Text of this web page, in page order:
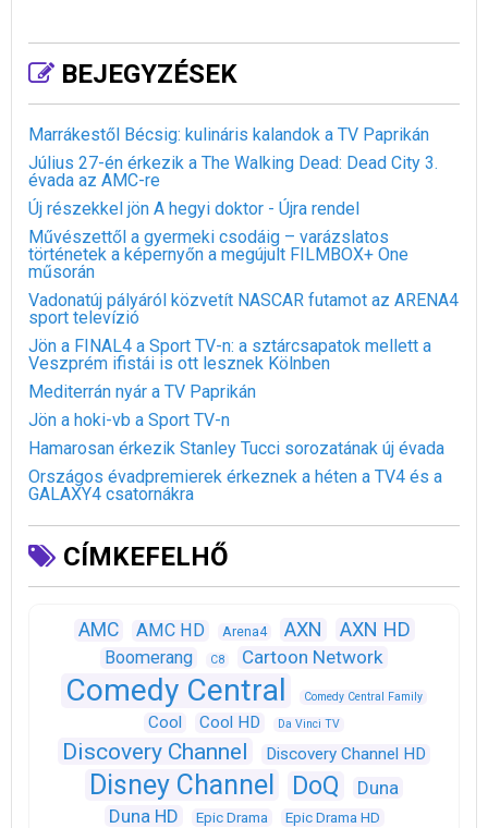
BEJEGYZÉSEK
Marrákestől Bécsig: kulináris kalandok a TV Paprikán
Július 27-én érkezik a The Walking Dead: Dead City 3.
évada az AMC-re
Új részekkel jön A hegyi doktor - Újra rendel
Művészettől a gyermeki csodáig – varázslatos
történetek a képernyőn a megújult FILMBOX+ One
műsorán
Vadonatúj pályáról közvetít NASCAR futamot az ARENA4
sport televízió
Jön a FINAL4 a Sport TV-n: a sztárcsapatok mellett a
Veszprém ifistái is ott lesznek Kölnben
Mediterrán nyár a TV Paprikán
Jön a hoki-vb a Sport TV-n
Hamarosan érkezik Stanley Tucci sorozatának új évada
Országos évadpremierek érkeznek a héten a TV4 és a
GALAXY4 csatornákra
CÍMKEFELHŐ
AMC AMC HD Arena4 AXN AXN HD
Boomerang C8 Cartoon Network
Comedy Central Comedy Central Family
Cool Cool HD Da Vinci TV
Discovery Channel Discovery Channel HD
Disney Channel DoQ
Duna
Duna HD
Epic Drama Epic Drama HD